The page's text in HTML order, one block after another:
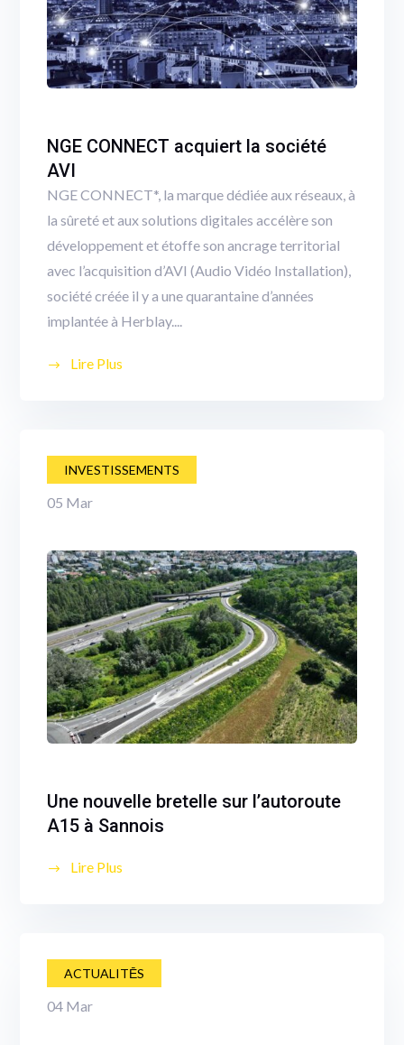
NGE CONNECT acquiert la société
AVI
NGE CONNECT*, la marque dédiée aux réseaux, à
la sûreté et aux solutions digitales accélère son
développement et étoffe son ancrage territorial
avec l’acquisition d’AVI (Audio Vidéo Installation),
société créée il y a une quarantaine d’années
implantée à Herblay....
Lire Plus
INVESTISSEMENTS
05 Mar
Une nouvelle bretelle sur l’autoroute
A15 à Sannois
Lire Plus
ACTUALITĒS
04 Mar